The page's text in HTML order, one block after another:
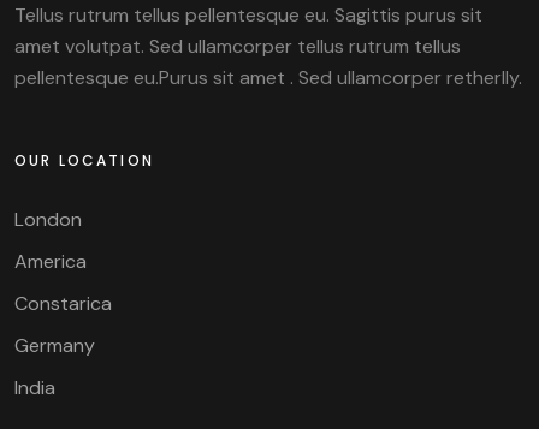
Tellus rutrum tellus pellentesque eu. Sagittis purus sit
amet volutpat. Sed ullamcorper tellus rutrum tellus
pellentesque eu.Purus sit amet . Sed ullamcorper retherlly.
OUR LOCATION
London
America
Constarica
Germany
India